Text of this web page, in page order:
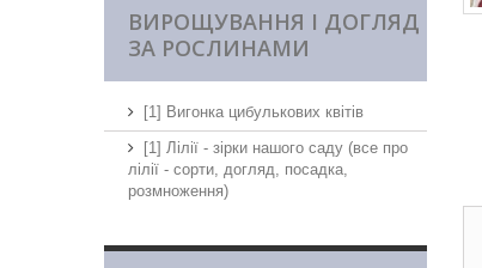
ВИРОЩУВАННЯ І ДОГЛЯД
ЗА РОСЛИНАМИ
[1] Вигонка цибулькових квітів
[1] Лілії - зірки нашого саду (все про
лілії - сорти, догляд, посадка,
розмноження)